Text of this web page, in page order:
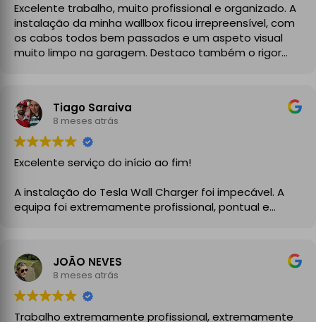
Excelente trabalho, muito profissional e organizado. A
instalação da minha wallbox ficou irrepreensível, com
os cabos todos bem passados e um aspeto visual
muito limpo na garagem. Destaco também o rigor
garantindo toda a segurança e legalidade.
Recomendo vivamente!
Tiago Saraiva
8 meses atrás
Excelente serviço do início ao fim!
A instalação do Tesla Wall Charger foi impecável. A
equipa foi extremamente profissional, pontual e
clareza, aconselharam a melhor solução para a minha
instalação elétrica e executaram o trabalho com
enorme cuidado.
A instalação ficou perfeita, organizada e totalmente
JOÃO NEVES
8 meses atrás
Trabalho extremamente profissional, extremamente